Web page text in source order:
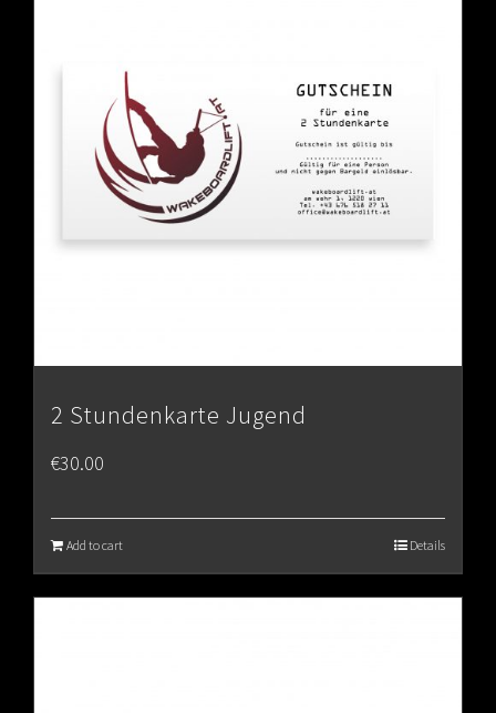
2 Stundenkarte Jugend
€30.00
Add to cart Details